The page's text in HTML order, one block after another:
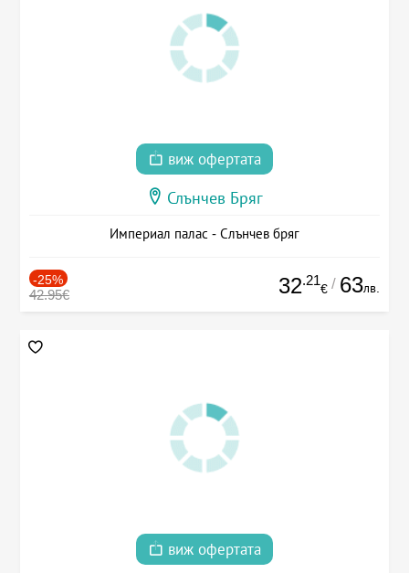
виж офертата
Слънчев Бряг
Империал палас - Слънчев бряг
-25%
42.95€ 32.21
€ / 63лв.
виж офертата